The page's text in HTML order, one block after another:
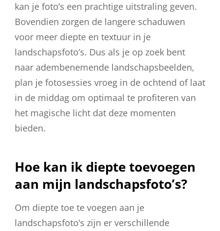
kan je foto’s een prachtige uitstraling geven.
Bovendien zorgen de langere schaduwen
voor meer diepte en textuur in je
landschapsfoto’s. Dus als je op zoek bent
naar adembenemende landschapsbeelden,
plan je fotosessies vroeg in de ochtend of laat
in de middag om optimaal te profiteren van
het magische licht dat deze momenten
bieden.
Hoe kan ik diepte toevoegen
aan mijn landschapsfoto’s?
Om diepte toe te voegen aan je
landschapsfoto’s zijn er verschillende